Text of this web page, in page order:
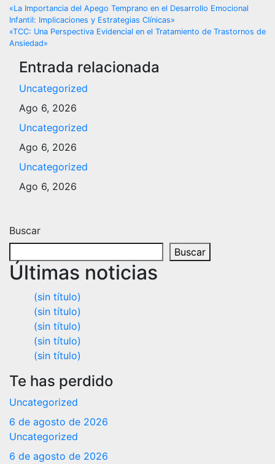
Navegación
de
entradas
«La Importancia del Apego Temprano en el Desarrollo Emocional
Infantil: Implicaciones y Estrategias Clínicas»
«TCC: Una Perspectiva Evidencial en el Tratamiento de Trastornos de
Ansiedad»
Entrada relacionada
Uncategorized
Ago 6, 2026
Uncategorized
Ago 6, 2026
Uncategorized
Ago 6, 2026
Buscar
Buscar
Últimas noticias
(sin título)
(sin título)
(sin título)
(sin título)
(sin título)
Te has perdido
Uncategorized
6 de agosto de 2026
Uncategorized
6 de agosto de 2026